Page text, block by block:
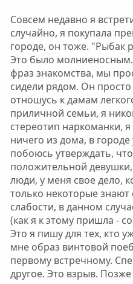
Совсем недавно я
случайно, я покупала
городе, он тоже. "Рыбак
Это было
фраз знакомства, мы
сидели рядом. Он просто
отношусь к дамам
приличной семьи, я
стереотип наркоманки,
ничего из дома, в
побоюсь утверждать,
положительной
люди, у меня свое дело,
только некоторые
слабости, в данном
(как я к этому пришла -
Это я пишу для тех, кто
мне образ винтовой
первому встречному.
другое. Это взрыв.